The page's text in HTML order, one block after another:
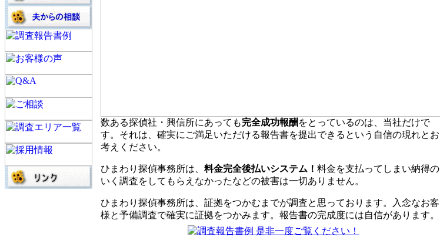
数ある探偵社・興信所にあっても完全成功報酬 をとっているのは、当社だけで
す。それは、確実にご満足いただける報告書を提出できるという自信の現れとお
考えください。
ひまわり探偵事務所は、 料金完全後払いシステム！ 料金を支払ってしまい納得の
いく調査をしてもらえなかったなどの被害は一切ありません。
ひまわり探偵事務所は、証拠をつかむまでが調査と思っております。入念なお客
様と予備調査で確実に証拠をつかみます。報告書の完成度には自信があります。